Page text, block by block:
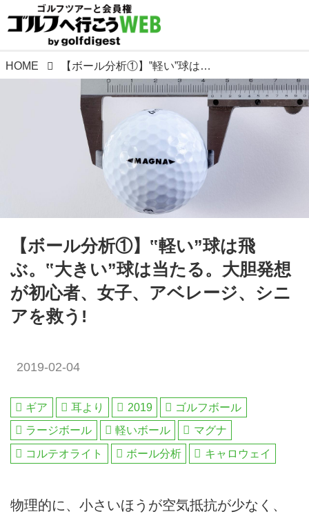
HOME 【ボール分析①】‟軽い”球は飛ぶ。‟大きい”球は当たる。大胆発想が初心者、女子、アベレージ、シニアを救う!
【ボール分析①】‟軽い”球は飛
ぶ。‟大きい”球は当たる。大胆発想
が初心者、女子、アベレージ、シニ
アを救う!
2019-02-04
ギア 耳より 2019
ゴルフボール
ラージボール
軽いボール
マグナ
コルテオライト
ボール分析 キャロウェイ
物理的に、小さいほうが空気抵抗が少なく、